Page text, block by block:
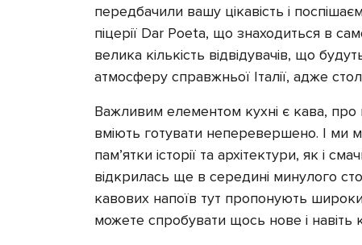
передбачили вашу цікавість і
піцерії Dar Poeta, що знаходиться в
велика кількість відвідувачів, що
атмосферу справжньої Італії, адже
Важливим елементом кухні є кава, про
вміють готувати неперевершено. І ми
пам’ятки історії та архітектури, як і
відкрилась ще в середині минулого
кавових напоїв тут пропонують
можете спробувати щось нове і